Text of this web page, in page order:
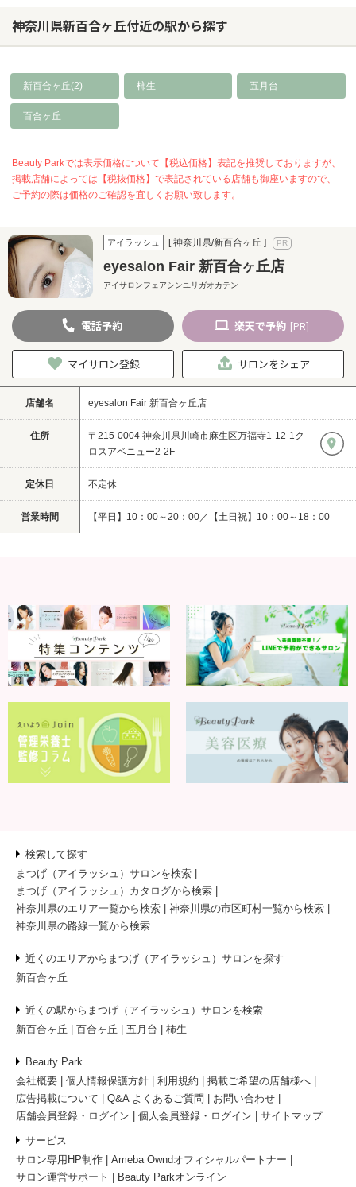
神奈川県新百合ヶ丘付近の駅から探す
新百合ヶ丘(2) 柿生 五月台
百合ヶ丘
Beauty Parkでは表示価格について【税込価格】表記を推奨しておりますが、
掲載店舗によっては【税抜価格】で表記されている店舗も御座いますので、
ご予約の際は価格のご確認を宜しくお願い致します。
アイラッシュ [ 神奈川県/新百合ヶ丘 ]
eyesalon Fair 新百合ヶ丘店
アイサロンフェアシンユリガオカテン
電話予約 楽天で予約 [PR]
マイサロン登録 サロンをシェア
店舗名 eyesalon Fair 新百合ヶ丘店
住所
〒215-0004 神奈川県川崎市麻生区万福寺1-12-1ク
ロスアベニュー2-2F
定休日 不定休
営業時間 【平日】10：00～20：00／【土日祝】10：00～18：00
検索して探す
まつげ（アイラッシュ）サロンを検索
まつげ（アイラッシュ）カタログから検索
神奈川県のエリア一覧から検索
神奈川県の市区町村一覧から検索
神奈川県の路線一覧から検索
近くのエリアからまつげ（アイラッシュ）サロンを探す
新百合ヶ丘
近くの駅からまつげ（アイラッシュ）サロンを検索
新百合ヶ丘
百合ヶ丘 五月台 柿生
Beauty Park
会社概要
個人情報保護方針 利用規約
掲載ご希望の店舗様へ
広告掲載について
Q&A よくあるご質問
お問い合わせ
店舗会員登録・ログイン
個人会員登録・ログイン サイトマップ
サービス
サロン専用HP制作
Ameba Owndオフィシャルパートナー
サロン運営サポート
Beauty Parkオンライン